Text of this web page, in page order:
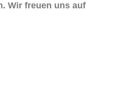
Wir freuen uns auf